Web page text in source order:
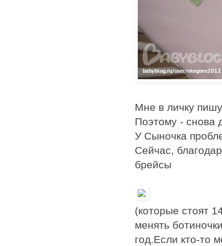
Мне в личку
Поэтому - снова
У Сыночка
Сейчас,
брейсы
(которые стоят
менять
год.Если кто-то